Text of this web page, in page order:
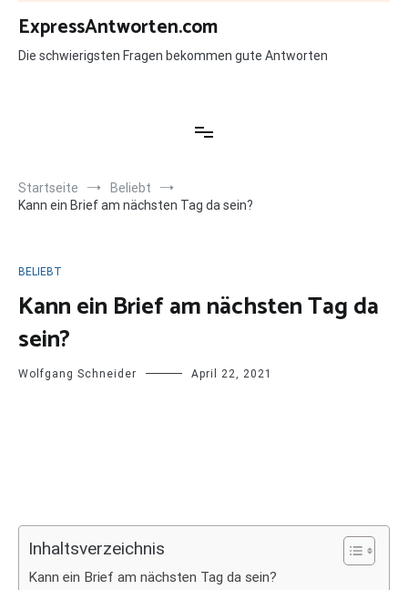
Zum
Inhalt
springen
ExpressAntworten.com
Die schwierigsten Fragen bekommen gute Antworten
Startseite
Beliebt
Kann ein Brief am nächsten Tag da sein?
BELIEBT
Kann ein Brief am nächsten Tag da
sein?
Wolfgang Schneider April 22, 2021
Inhaltsverzeichnis
Kann ein Brief am nächsten Tag da sein?